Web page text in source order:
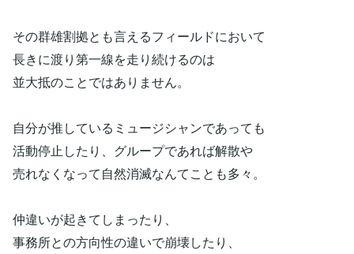
その群雄割拠とも言えるフィールドにおいて
長きに渡り第一線を走り続けるのは
並大抵のことではありません。
自分が推しているミュージシャンであっても
活動停止したり、グループであれば解散や
売れなくなって自然消滅なんてことも多々。
仲違いが起きてしまったり、
事務所との方向性の違いで崩壊したり、